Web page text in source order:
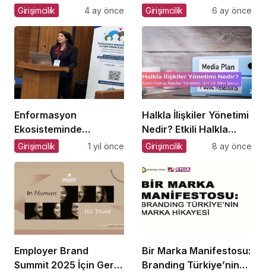
Girişimcilik 4 ay önce
Tasarlayanlar Sahne
Girişimcilik 6 ay önce
Enformasyon
Ekosisteminde
Dezenformasyon ve
Girişimcilik 1 yıl önce
Halkla İlişkiler Yönetimi
Nedir? Etkili Halkla
İlişkiler Yönetimi İçin 10
Girişimcilik 8 ay önce
Employer Brand
Summit 2025 İçin Geri
Bir Marka Manifestosu:
Branding Türkiye’nin